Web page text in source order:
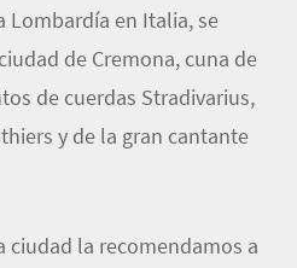
Lombardía en Italia, se
de Cremona, cuna de
de cuerdas Stradivarius,
y de la gran cantante
ciudad la recomendamos a